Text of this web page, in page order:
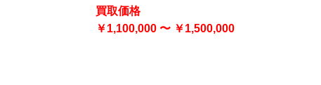
買取価格
￥1,100,000 〜 ￥1,500,000